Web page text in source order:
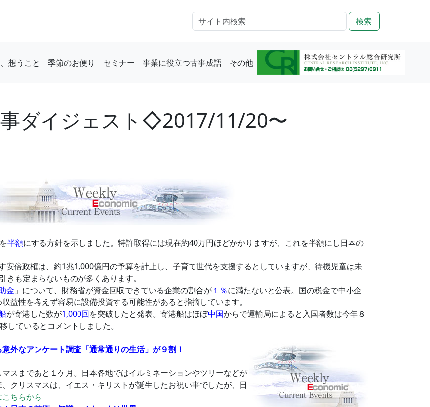
検索
想うこと 季節のお便り セミナー 事業に役立つ古事成語 その他
ダイジェスト◇2017/11/20〜
半額にする方針を示しました。特許取得には現在約40万円ほどかかりますが、これを半額にし日本の
安倍政権は、約1兆1,000億円の予算を計上し、子育て世代を支援するとしていますが、待機児童は未
も定まらないものが多くあります。
金 」について、財務省が資金回収できている企業の割合が１％に満たないと公表。国の税金で中小企
益性を考えず容易に設備投資する可能性があると指摘しています。
が寄港した数が1,000回を突破したと発表。寄港船はほぼ中国からで運輸局によると入国者数は今年８
しているとコメントしました。
外なアンケート調査「通常通りの生活」が９割！
スまであと１ケ月。日本各地ではイルミネーションやツリーなどが
クリスマスは、イエス・キリストが誕生したお祝い事でしたが、日
ちらから